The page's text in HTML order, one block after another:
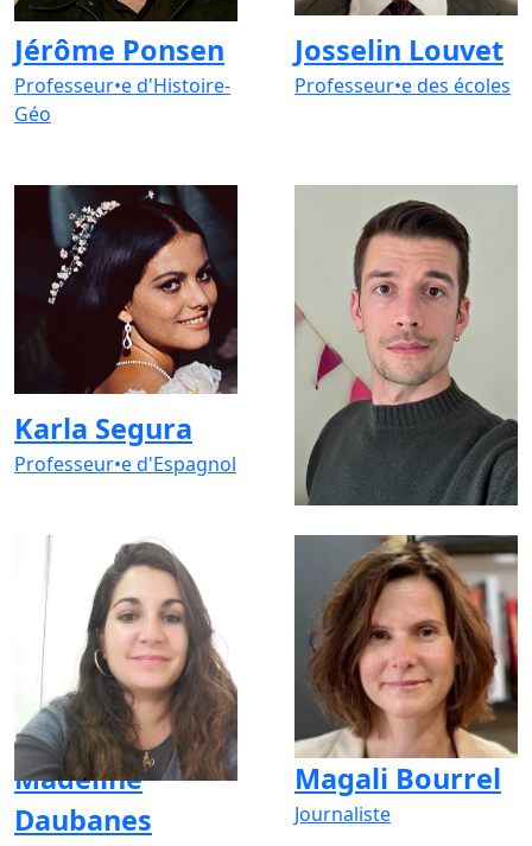
Jérôme Ponsen
Professeur•e d'Histoire-
Géo
Josselin Louvet
Professeur•e des écoles
Karla Segura
Professeur•e d'Espagnol
Lucas Besnard
Professeur•e d'Italien
Madeline
Daubanes
Magali Bourrel
Journaliste